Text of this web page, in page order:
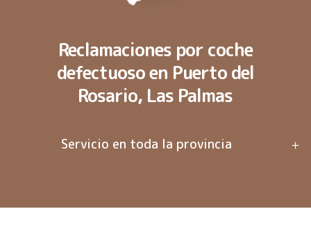
Reclamaciones por coche
defectuoso en Puerto del
Rosario, Las Palmas
Servicio en toda la provincia